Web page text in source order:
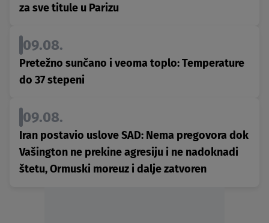
za sve titule u Parizu
09.08.
Pretežno sunčano i veoma toplo: Temperature
do 37 stepeni
09.08.
Iran postavio uslove SAD: Nema pregovora dok
Vašington ne prekine agresiju i ne nadoknadi
štetu, Ormuski moreuz i dalje zatvoren